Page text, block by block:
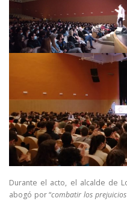
Durante el acto, el alcalde de
abogó por “combatir los